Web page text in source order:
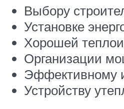
Выбору
Установке
Хорошей
Организации
Эффективному
Устройству